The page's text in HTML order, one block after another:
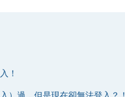
！
）過，但是現在卻無法登入？！